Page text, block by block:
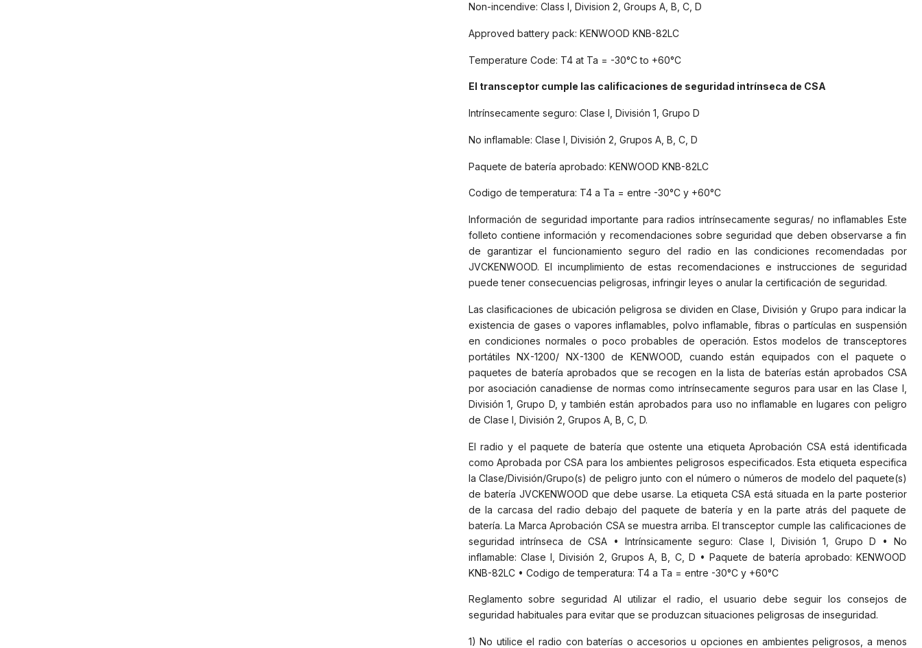
Non-incendive: Class I, Division 2, Groups A, B, C, D
Approved battery pack: KENWOOD KNB-82LC
Temperature Code: T4 at Ta = -30°C to +60°C
El transceptor cumple las calificaciones de seguridad intrínseca de CSA
Intrínsecamente seguro: Clase I, División 1, Grupo D
No inflamable: Clase I, División 2, Grupos A, B, C, D
Paquete de batería aprobado: KENWOOD KNB-82LC
Codigo de temperatura: T4 a Ta = entre -30°C y +60°C
Información de seguridad importante para radios intrínsecamente seguras/ no inflamables Este
folleto contiene información y recomendaciones sobre seguridad que deben observarse a fin
de garantizar el funcionamiento seguro del radio en las condiciones recomendadas por
JVCKENWOOD. El incumplimiento de estas recomendaciones e instrucciones de seguridad
puede tener consecuencias peligrosas, infringir leyes o anular la certificación de seguridad.
Las clasificaciones de ubicación peligrosa se dividen en Clase, División y Grupo para indicar la
existencia de gases o vapores inflamables, polvo inflamable, fibras o partículas en suspensión
en condiciones normales o poco probables de operación. Estos modelos de transceptores
portátiles NX-1200/ NX-1300 de KENWOOD, cuando están equipados con el paquete o
paquetes de batería aprobados que se recogen en la lista de baterías están aprobados CSA
por asociación canadiense de normas como intrínsecamente seguros para usar en las Clase I,
División 1, Grupo D, y también están aprobados para uso no inflamable en lugares con peligro
de Clase I, División 2, Grupos A, B, C, D.
El radio y el paquete de batería que ostente una etiqueta Aprobación CSA está identificada
como Aprobada por CSA para los ambientes peligrosos especificados. Esta etiqueta especifica
la Clase/División/Grupo(s) de peligro junto con el número o números de modelo del paquete(s)
de batería JVCKENWOOD que debe usarse. La etiqueta CSA está situada en la parte posterior
de la carcasa del radio debajo del paquete de batería y en la parte atrás del paquete de
batería. La Marca Aprobación CSA se muestra arriba. El transceptor cumple las calificaciones de
seguridad intrínseca de CSA • Intrínsicamente seguro: Clase I, División 1, Grupo D • No
inflamable: Clase I, División 2, Grupos A, B, C, D • Paquete de batería aprobado: KENWOOD
KNB-82LC • Codigo de temperatura: T4 a Ta = entre -30°C y +60°C
Reglamento sobre seguridad Al utilizar el radio, el usuario debe seguir los consejos de
seguridad habituales para evitar que se produzcan situaciones peligrosas de inseguridad.
1) No utilice el radio con baterías o accesorios u opciones en ambientes peligrosos, a menos